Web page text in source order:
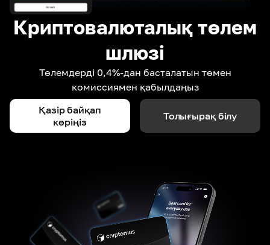
Криптовалюталық төлем
шлюзі
Төлемдерді 0,4%-дан басталатын төмен
комиссиямен қабылдаңыз
Қазір байқап
көріңіз
Толығырақ білу